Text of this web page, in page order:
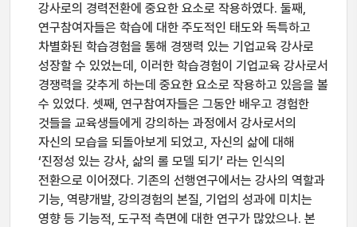
강사로의 경력전환에 중요한 요소로 작용하였다. 둘째,
연구참여자들은 학습에 대한 주도적인 태도와 독특하고
차별화된 학습경험을 통해 경쟁력 있는 기업교육 강사로
성장할 수 있었는데, 이러한 학습경험이 기업교육 강사로서
경쟁력을 갖추게 하는데 중요한 요소로 작용하고 있음을 볼
수 있었다. 셋째, 연구참여자들은 그동안 배우고 경험한
것들을 교육생들에게 강의하는 과정에서 강사로서의
자신의 모습을 되돌아보게 되었고, 자신의 삶에 대해
‘진정성 있는 강사, 삶의 롤 모델 되기’ 라는 인식의
전환으로 이어졌다. 기존의 선행연구에서는 강사의 역할과
기능, 역량개발, 강의경험의 본질, 기업의 성과에 미치는
영향 등 기능적, 도구적 측면에 대한 연구가 많았으나. 본